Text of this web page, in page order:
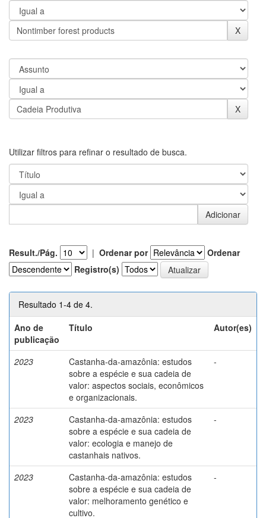
Utilizar filtros para refinar o resultado de busca.
Result./Pág. | Ordenar por
Ordenar
Registro(s)
Resultado 1-4 de 4.
Ano de
publicação
Título Autor(es)
2023
Castanha-da-amazônia: estudos
sobre a espécie e sua cadeia de
valor: aspectos sociais, econômicos
e organizacionais.
-
2023
Castanha-da-amazônia: estudos
sobre a espécie e sua cadeia de
valor: ecologia e manejo de
castanhais nativos.
-
2023
Castanha-da-amazônia: estudos
sobre a espécie e sua cadeia de
valor: melhoramento genético e
cultivo.
-